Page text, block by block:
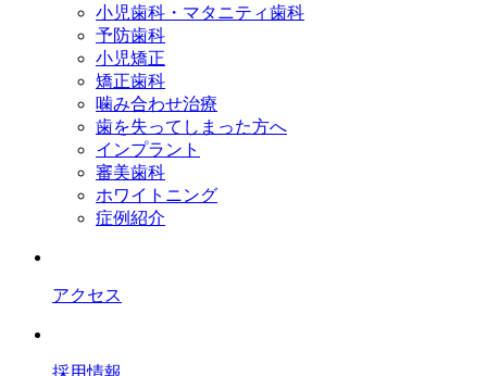
小児歯科・マタニティ歯科
予防歯科
小児矯正
矯正歯科
噛み合わせ治療
歯を失ってしまった方へ
インプラント
審美歯科
ホワイトニング
症例紹介
アクセス
採用情報